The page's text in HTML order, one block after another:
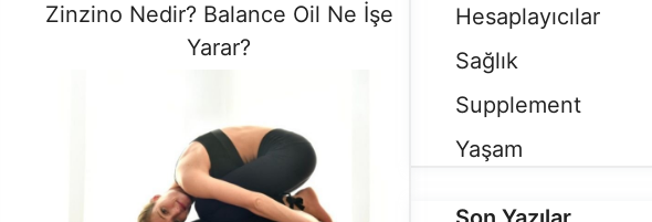
Zinzino Nedir? Balance Oil Ne İşe
Yarar?
Hesaplayıcılar
Sağlık
Supplement
Yaşam